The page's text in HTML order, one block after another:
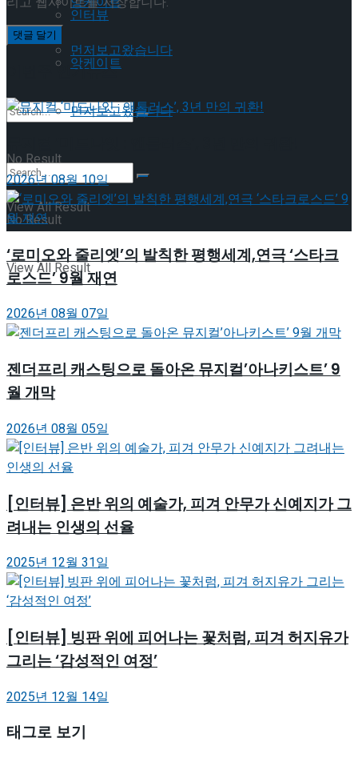
먼저보고왔습니다
No Result
View All Result
인터뷰
앙케이트
먼저보고왔습니다
No Result
View All Result
이번주 인기뉴스
2026년 08월 10일
‘로미오와 줄리엣’의 발칙한 평행세계,연극 ‘스타크
로스드’ 9월 재연
2026년 08월 07일
젠더프리 캐스팅으로 돌아온 뮤지컬’아나키스트’ 9
월 개막
2026년 08월 05일
[인터뷰] 은반 위의 예술가, 피겨 안무가 신예지가 그
려내는 인생의 선율
2025년 12월 31일
[인터뷰] 빙판 위에 피어나는 꽃처럼, 피겨 허지유가
그리는 ‘감성적인 여정’
2025년 12월 14일
태그로 보기